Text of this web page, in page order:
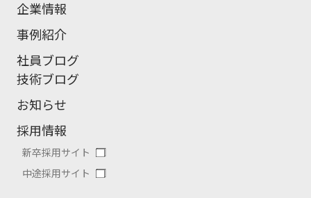
企業情報
事例紹介
社員ブログ
技術ブログ
お知らせ
採用情報
新卒採用サイト
中途採用サイト